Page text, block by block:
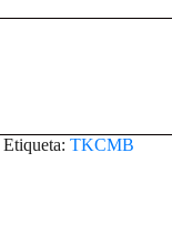
Etiqueta: TKCMB